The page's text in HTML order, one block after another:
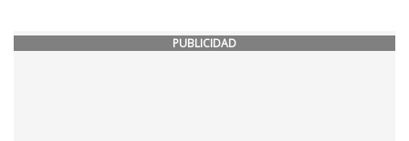
PUBLICIDAD